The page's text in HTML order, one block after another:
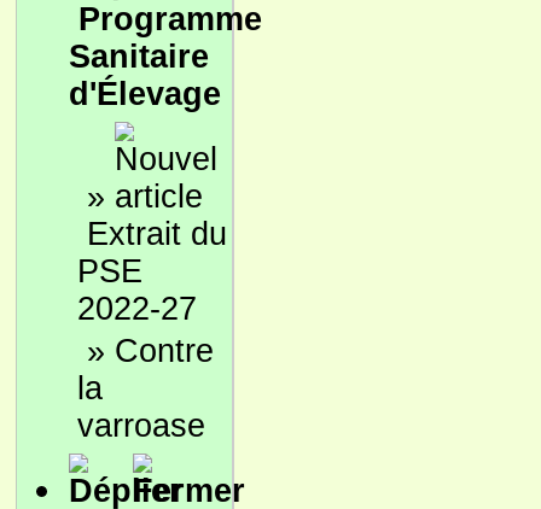
Programme
Sanitaire
d'Élevage
»
Extrait du
PSE
2022-27
» Contre
la
varroase